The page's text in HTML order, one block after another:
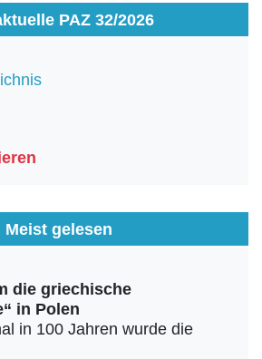
PAZ 32/2026
Meist gelesen
die griechische
in Polen
in 100 Jahren wurde die